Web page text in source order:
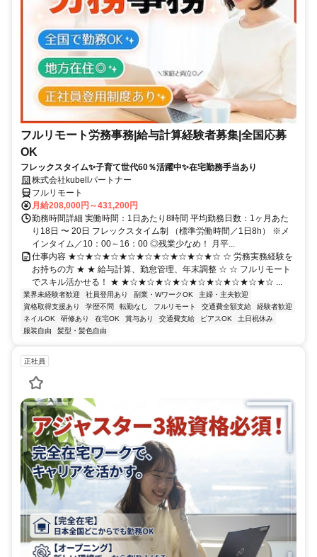
フルリモート労務事務|給与計算経験者募集|全国応募
OK
フレックスタイム✨子育て世代60％活躍中✨在宅勤務手当あり
株式会社kubellパートナー
フルリモート
月給208,000円～431,200円
勤務時間詳細 実働時間：1日あたり8時間 平均勤務日数：1ヶ月あた
り18日 〜 20日 フレックスタイム制 （標準労働時間／1日8h） ※メ
インタイム／10：00～16：00 ◎残業少なめ！ 月平...
仕事内容 ★☆★☆★☆★☆★☆★☆★☆★☆★☆ ☆ 労務実務経験を
お持ちの方 ★ ★ 給与計算、勤怠管理、年末調整 ☆ ☆ フルリモート
でスキル活かせる！ ★ ★☆★☆★☆★☆★☆★☆★☆★☆★☆ ...
業界未経験者歓迎 社員登用あり 副業・WワークOK
主婦・主夫歓迎
資格取得支援あり
学歴不問 転勤なし フルリモート 交通費全額支給
経験者歓迎
ネイルOK
研修あり 在宅OK 賞与あり 交通費支給 ピアスOK
土日祝休み
服装自由
髪型・髪色自由
正社員